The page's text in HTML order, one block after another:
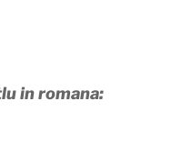
in romana: